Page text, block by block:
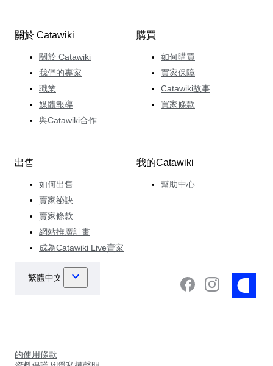
關於 Catawiki
關於 Catawiki
我們的專家
職業
媒體報導
與Catawiki合作
購買
如何購買
買家保障
Catawiki故事
買家條款
出售
如何出售
賣家祕訣
賣家條款
網站推廣計畫
成為Catawiki Live賣家
我的Catawiki
幫助中心
的使用條款